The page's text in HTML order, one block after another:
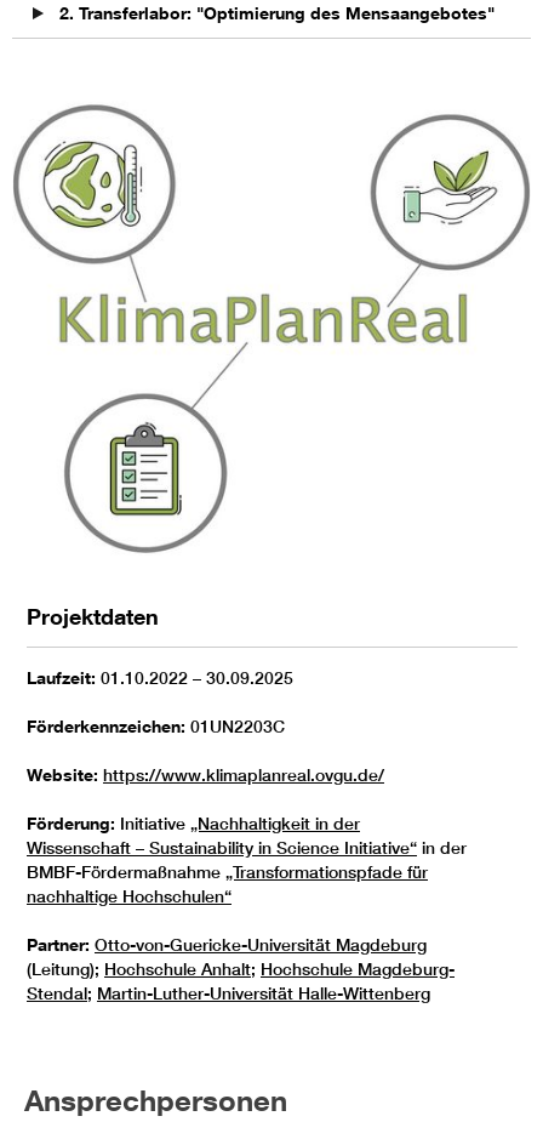
2. Transferlabor: "Optimierung des Mensaangebotes"
Projektdaten
Laufzeit: 01.10.2022 – 30.09.2025
Förderkennzeichen: 01UN2203C
Website: https://www.klimaplanreal.ovgu.de/
Förderung: Initiative „Nachhaltigkeit in der
Wissenschaft – Sustainability in Science Initiative“ in der
BMBF-Fördermaßnahme „Transformationspfade für
nachhaltige Hochschulen“
Partner: Otto-von-Guericke-Universität Magdeburg
(Leitung); Hochschule Anhalt; Hochschule Magdeburg-
Stendal; Martin-Luther-Universität Halle-Wittenberg
Ansprechpersonen